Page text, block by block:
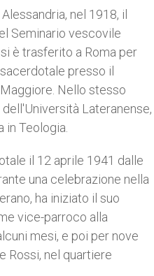
nel 1918, il
Seminario vescovile
è trasferito a Roma per
presso il
Nello stesso
Lateranense,
in Teologia.
il 12 aprile 1941 dalle
una celebrazione nella
ha iniziato il suo
vice-parroco alla
mesi, e poi per nove
Rossi, nel quartiere